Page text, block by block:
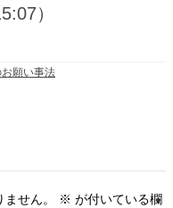
）
願い事法
せん。 ※ が付いている欄